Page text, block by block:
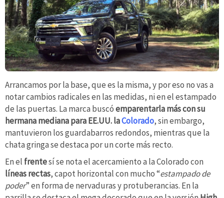
Arrancamos por la base, que es la misma, y por eso no vas a
notar cambios radicales en las medidas, ni en el estampado
de las puertas. La marca buscóemparentarla más con su
hermana mediana para EE.UU. laColorado, sin embargo,
mantuvieron los guardabarros redondos, mientras que la
chata gringa se destaca por un corte más recto.
En el frentesí se nota el acercamiento a la Colorado con
líneas rectas, capot horizontal con mucho “estampado de
poder” en forma de nervaduras y protuberancias. En la